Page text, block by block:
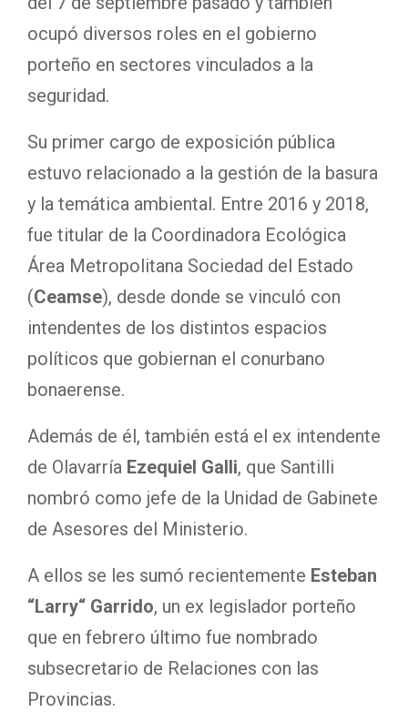
ocupó diversos roles en el gobierno
porteño en sectores vinculados a la
seguridad.
Su primer cargo de exposición pública
estuvo relacionado a la gestión de la basura
y la temática ambiental. Entre 2016 y 2018,
fue titular de la Coordinadora Ecológica
Área Metropolitana Sociedad del Estado
(Ceamse), desde donde se vinculó con
intendentes de los distintos espacios
políticos que gobiernan el conurbano
bonaerense.
Además de él, también está el ex intendente
de Olavarría Ezequiel Galli, que Santilli
nombró como jefe de la Unidad de Gabinete
de Asesores del Ministerio.
A ellos se les sumó recientemente Esteban
“Larry“ Garrido, un ex legislador porteño
que en febrero último fue nombrado
subsecretario de Relaciones con las
Provincias.